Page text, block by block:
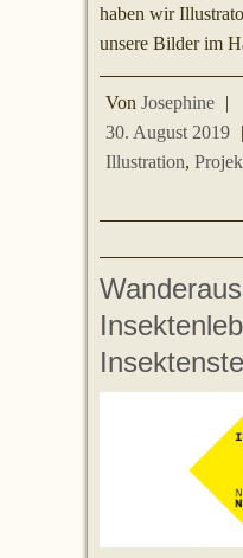
haben wir
unsere Bilder im
Von Josephine |
30. August 2019 |
Illustration,